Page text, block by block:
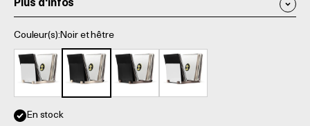
Plus d'infos
Couleur(s):Noir et hêtre
Blanc et hêtreNoir et hêtreNoir et noyerBlanc et Noyer
En stock